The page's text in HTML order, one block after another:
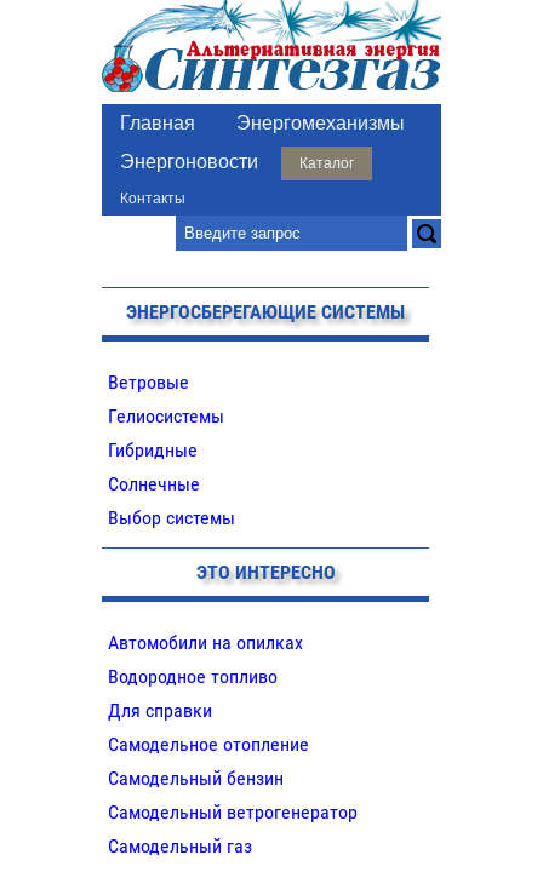
Главная
Энергомеханизмы
Энергоновости
Каталог
Контакты
ЭНЕРГОСБЕРЕГАЮЩИЕ СИСТЕМЫ
Ветровые
Гелиосистемы
Гибридные
Солнечные
Выбор системы
ЭТО ИНТЕРЕСНО
Автомобили на опилках
Водородное топливо
Для справки
Самодельное отопление
Самодельный бензин
Самодельный ветрогенератор
Самодельный газ